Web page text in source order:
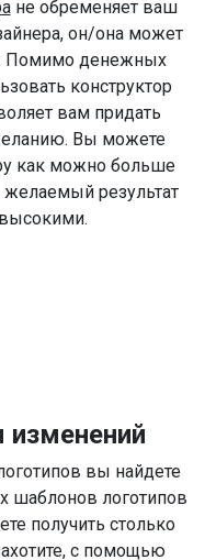
не обременяет ваш
он/она может
Помимо денежных
конструктор
вам придать
Вы можете
как можно больше
результат
изменений
вы найдете
шаблонов логотипов
получить столько
с помощью